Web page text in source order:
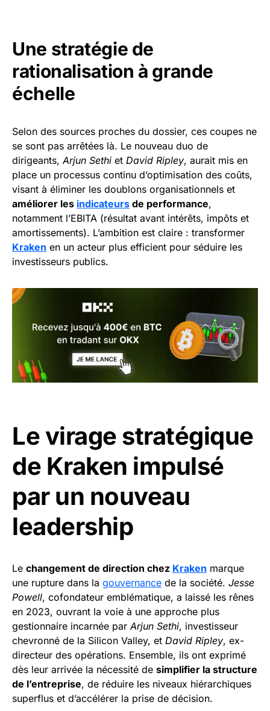
Une stratégie de
rationalisation à grande
échelle
Selon des sources proches du dossier, ces coupes ne
se sont pas arrêtées là. Le nouveau duo de
dirigeants,Arjun Sethi et David Ripley, aurait mis en
place un processus continu d’optimisation des coûts,
visant à éliminer les doublons organisationnels et
améliorer les indicateurs de performance,
notamment l’EBITA (résultat avant intérêts, impôts et
amortissements). L’ambition est claire : transformer
Kraken en un acteur plus efficient pour séduire les
investisseurs publics.
Le virage stratégique
de Kraken impulsé
par un nouveau
leadership
Le changement de direction chez Kraken marque
une rupture dans la gouvernance de la société. Jesse
Powell, cofondateur emblématique, a laissé les rênes
en 2023, ouvrant la voie à une approche plus
gestionnaire incarnée par Arjun Sethi, investisseur
chevronné de la Silicon Valley, et David Ripley, ex-
directeur des opérations. Ensemble, ils ont exprimé
dès leur arrivée la nécessité de simplifier la structure
de l’entreprise, de réduire les niveaux hiérarchiques
superflus et d’accélérer la prise de décision.